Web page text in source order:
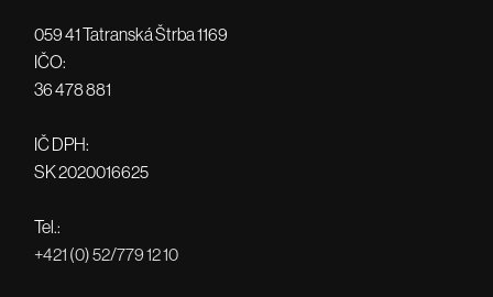
059 41 Tatranská Štrba 1169
IČO:
36 478 881
IČ DPH:
SK 2020016625
Tel.:
+421 (0) 52/779 12 10